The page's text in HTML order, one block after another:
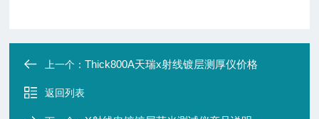
上一个：Thick800A天瑞x射线镀层测厚仪价格
返回列表